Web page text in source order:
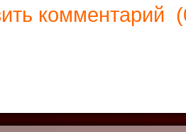
комментарий